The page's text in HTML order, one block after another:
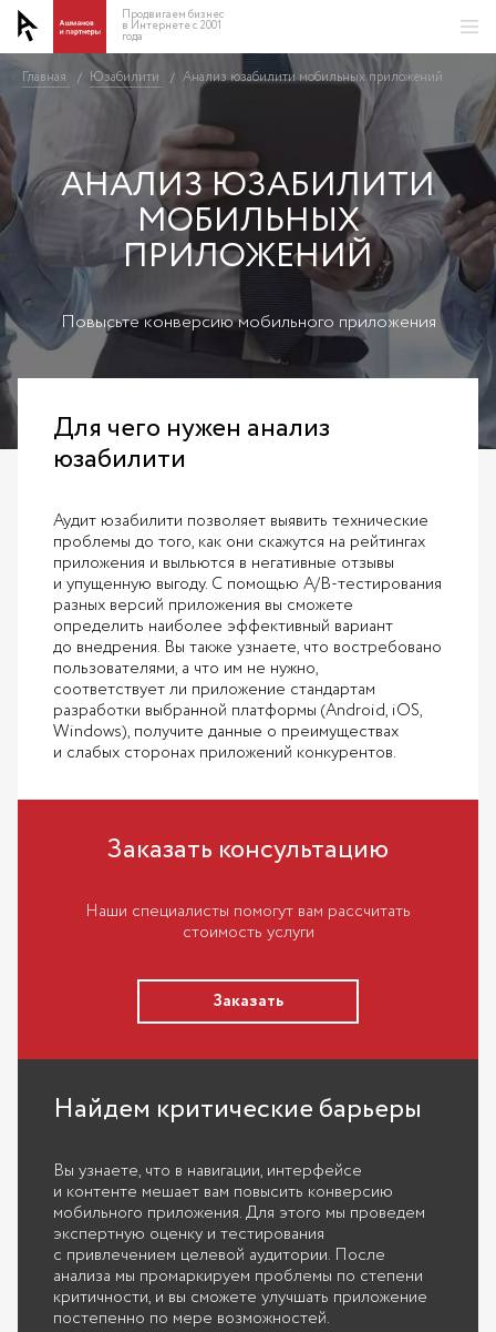
Продвигаем бизнес
в Интернете с 2001
года
АНАЛИЗ ЮЗАБИЛИТИ
МОБИЛЬНЫХ
ПРИЛОЖЕНИЙ
Повысьте конверсию мобильного приложения
Главная / Юзабилити / Анализ юзабилити мобильных приложений
Для чего нужен анализ
юзабилити
Аудит юзабилити позволяет выявить технические
проблемы до того, как они скажутся на рейтингах
приложения и выльются в негативные отзывы
и упущенную выгоду. С помощью A/B-тестирования
разных версий приложения вы сможете
определить наиболее эффективный вариант
до внедрения. Вы также узнаете, что востребовано
пользователями, а что им не нужно,
соответствует ли приложение стандартам
разработки выбранной платформы (Android, iOS,
Windows), получите данные о преимуществах
и слабых сторонах приложений конкурентов.
Заказать консультацию
Наши специалисты помогут вам рассчитать
стоимость услуги
Заказать
Найдем критические барьеры
Вы узнаете, что в навигации, интерфейсе
и контенте мешает вам повысить конверсию
мобильного приложения. Для этого мы проведем
экспертную оценку и тестирования
с привлечением целевой аудитории. После
анализа мы промаркируем проблемы по степени
критичности, и вы сможете улучшать приложение
постепенно по мере возможностей.